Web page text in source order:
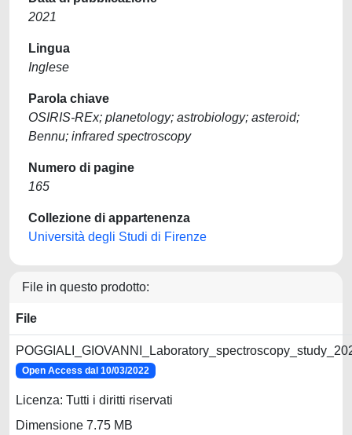
2021
Lingua
Inglese
Parola chiave
OSIRIS-REx; planetology; astrobiology; asteroid;
Bennu; infrared spectroscopy
Numero di pagine
165
Collezione di appartenenza
Università degli Studi di Firenze
File in questo prodotto:
File
Open Access dal 10/03/2022
Licenza: Tutti i diritti riservati
Dimensione 7.75 MB